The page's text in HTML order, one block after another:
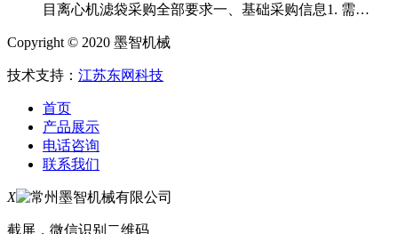
目离心机滤袋采购全部要求一、基础采购信息1. 需…
Copyright © 2020 墨智机械
技术支持： 江苏东网科技
首页
产品展示
电话咨询
联系我们
X
截屏，微信识别二维码